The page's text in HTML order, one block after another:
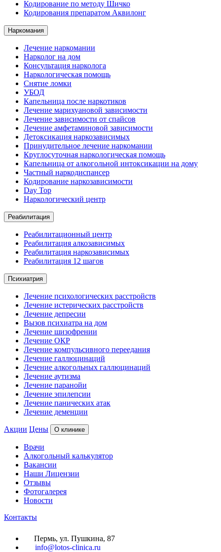
Кодирование по методу Шичко
Кодирования препаратом Аквилонг
Наркомания
Лечение наркомании
Нарколог на дом
Консультация нарколога
Наркологическая помощь
Снятие ломки
УБОД
Капельница после наркотиков
Лечение марихуановой зависимости
Лечение зависимости от спайсов
Лечение амфетаминовой зависимости
Детоксикация наркозависимых
Принудительное лечение наркомании
Круглосуточная наркологическая помощь
Капельница от алкогольной интоксикации на дому
Частный наркодиспансер
Кодирование наркозависимости
Day Top
Наркологический центр
Реабилитация
Реабилитационный центр
Реабилитация алкозависимых
Реабилитация наркозависимых
Реабилитация 12 шагов
Психиатрия
Лечение психологических расстройств
Лечение истерических расстройств
Лечение депресии
Вызов психиатра на дом
Лечение шизофрении
Лечение ОКР
Лечение компульсивного переедания
Лечение галлюцинаций
Лечение алкогольных галлюцинаций
Лечение аутизма
Лечение паранойи
Лечение эпилепсии
Лечение панических атак
Лечение деменции
Акции Цены О клинике
Врачи
Алкогольный калькулятор
Вакансии
Наши Лицензии
Отзывы
Фотогалерея
Новости
Контакты
Пермь, ул. Пушкина, 87
info@lotos-clinica.ru